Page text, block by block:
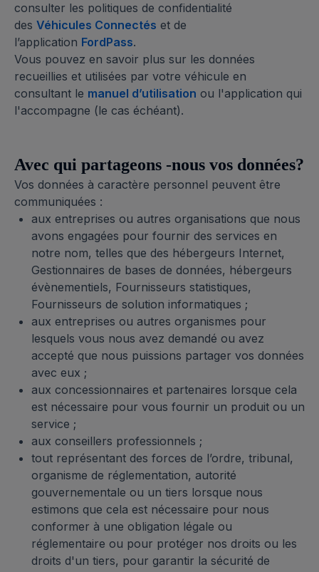
consulter les politiques de confidentialité
des Véhicules Connectés et de
l’application FordPass.
Vous pouvez en savoir plus sur les données
recueillies et utilisées par votre véhicule en
consultant le manuel d’utilisation ou l'application qui
l'accompagne (le cas échéant).
Avec qui partageons -nous vos données?
Vos données à caractère personnel peuvent être
communiquées :
aux entreprises ou autres organisations que nous
avons engagées pour fournir des services en
notre nom, telles que des hébergeurs Internet,
Gestionnaires de bases de données, hébergeurs
évènementiels, Fournisseurs statistiques,
Fournisseurs de solution informatiques ;
aux entreprises ou autres organismes pour
lesquels vous nous avez demandé ou avez
accepté que nous puissions partager vos données
avec eux ;
aux concessionnaires et partenaires lorsque cela
est nécessaire pour vous fournir un produit ou un
service ;
aux conseillers professionnels ;
tout représentant des forces de l’ordre, tribunal,
organisme de réglementation, autorité
gouvernementale ou un tiers lorsque nous
estimons que cela est nécessaire pour nous
conformer à une obligation légale ou
réglementaire ou pour protéger nos droits ou les
droits d'un tiers, pour garantir la sécurité de